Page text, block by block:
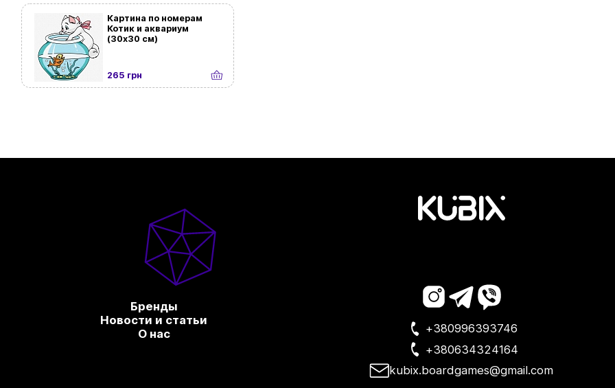
Картина по номерам
Котик и аквариум
(30х30 см)
265 грн
Бренды
Новости и статьи
О нас
+380996393746
+380634324164
kubix.boardgames@gmail.com